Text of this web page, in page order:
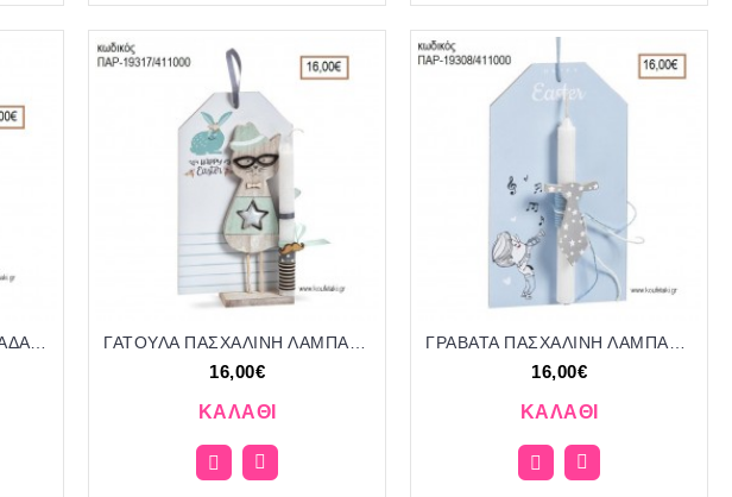
ΒΕΣΠΑ ΠΑΣΧΑΛΙΝΗ ΛΑΜΠΑΔΑ ΚΑΙ ΔΩΡΟ ΜΕΤΑΛΛΙΚΟ ΑΝΤΙΚΕΙΜΕΝΟ ΣΕ ΞΥΛΙΝΟ ΔΙΑΚΟΣΜΗΤΙΚΟ ΠΟΡΤΑΣ ΚΑΙ ΣΥΣΚΕΥΑΣΙΑ ΔΩΡΟΥ ΠΑΡ-19281/411200 20.00€!!!! ΓΑΤΟΥΛΑ ΠΑΣΧΑΛΙΝΗ ΛΑΜΠΑΔΑ ΜΕ ΔΩΡΟ ΞΥΛΙΝΟ ΔΙΑΚΟΣΜΗΤΙΚΟ ΣΕ ΞΥΛΙΝΗ ΕΤΙΚΕΤΑ ΚΑΙ ΣΥΣΚΕΥΑΣΙΑ ΔΩΡΟΥ ΠΑΡ-19317/411000 16.00€!!!!
16,00€
ΚΑΛΆΘΙ
ΓΡΑΒΑΤΑ ΠΑΣΧΑΛΙΝΗ ΛΑΜΠΑΔΑ ΜΕ ΞΥΛΙΝΟ ΔΙΑΚΟΣΜΗΤΙΚΟ ΣΕ ΞΥΛΙΝΗ ΕΤΙΚΕΤΑ ΚΑΙ ΣΥΣΚΕΥΑΣΙΑ ΔΩΡΟΥ ΠΑΡ-19308/411000 16.00€!!!!
16,00€
ΚΑΛΆΘΙ